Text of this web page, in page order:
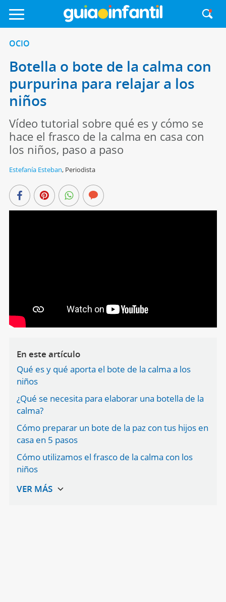
OCIO
Botella o bote de la calma con
purpurina para relajar a los
niños
Vídeo tutorial sobre qué es y cómo se
hace el frasco de la calma en casa con
los niños, paso a paso
Estefanía Esteban, Periodista
En este artículo
Qué es y qué aporta el bote de la calma a los
niños
¿Qué se necesita para elaborar una botella de la
calma?
Cómo preparar un bote de la paz con tus hijos en
casa en 5 pasos
Cómo utilizamos el frasco de la calma con los
niños